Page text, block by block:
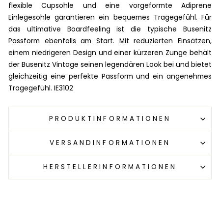
flexible Cupsohle und eine vorgeformte Adiprene
Einlegesohle garantieren ein bequemes Tragegefühl. Für
das ultimative Boardfeeling ist die typische Busenitz
Passform ebenfalls am Start. Mit reduzierten Einsätzen,
einem niedrigeren Design und einer kürzeren Zunge behält
der Busenitz Vintage seinen legendären Look bei und bietet
gleichzeitig eine perfekte Passform und ein angenehmes
Tragegefühl. IE3102
PRODUKTINFORMATIONEN
VERSANDINFORMATIONEN
HERSTELLERINFORMATIONEN